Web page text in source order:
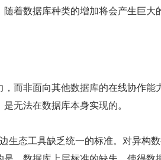
着数据库种类的增加将会产生巨大
而非面向其他数据库的在线协作能
无法在数据库本身实现的。
生态工具缺乏统一的标准。对异构